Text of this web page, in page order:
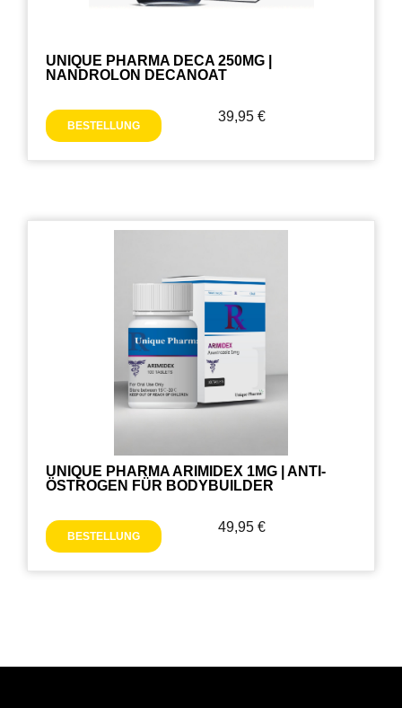
UNIQUE PHARMA DECA 250MG |
NANDROLON DECANOAT
BESTELLUNG
39,95 €
UNIQUE PHARMA ARIMIDEX 1MG | ANTI-
ÖSTROGEN FÜR BODYBUILDER
BESTELLUNG
49,95 €